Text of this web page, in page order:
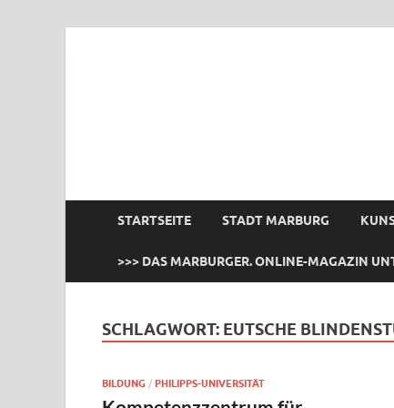
STARTSEITE STADT MARBURG
>>> DAS MARBURGER. ONLINE-MAGAZIN
SCHLAGWORT: EUTSCHE
BILDUNG / PHILIPPS-UNIVERSITÄT